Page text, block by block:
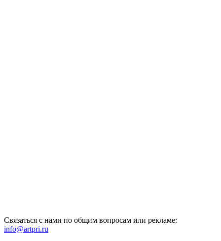
Связаться с нами по общим вопросам или рекламе:
info@artpri.ru